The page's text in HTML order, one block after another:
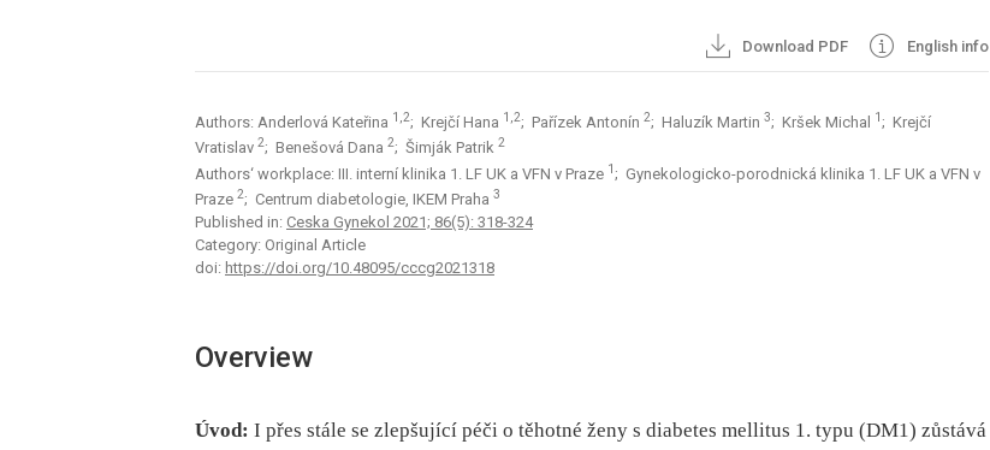
Download PDF English info
Authors: Anderlová Kateřina 1,2; Krejčí Hana 1,2; Pařízek Antonín 2; Haluzík Martin 3; Kršek Michal 1 ; Krejčí
Vratislav 2; Benešová Dana 2; Šimják Patrik 2
Authors‘ workplace: III. interní klinika 1. LF UK a VFN v Praze 1; Gynekologicko-porodnická klinika 1. LF UK a VFN v
Praze 2; Centrum diabetologie, IKEM Praha 3
Published in: Ceska Gynekol 2021; 86(5): 318-324
Category: Original Article
doi: https://doi.org/10.48095/cccg2021318
Overview
Úvod: I přes stále se zlepšující péči o těhotné ženy s diabetes mellitus 1. typu (DM1) zůstává